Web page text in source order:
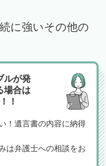
に強いその他の
ルが発
場合は
！
！遺言書の内容に納得
は弁護士への相談をお